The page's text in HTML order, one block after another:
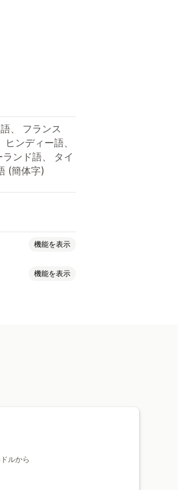
、 フランス
ンディー語、
ンド語、 タイ
(簡体字)
機能を表示
機能を表示
ルから